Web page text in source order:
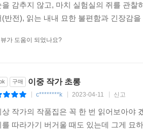
로, 이미상 소설 특유의 범상치 않은 제
붙여 쓴 ‘그친구’(「그친구」)는 운동권
어 ‘지하철 하다’(「여자가 지하철 할
감하게 한다.
을 감추지 않고, 마치 실험실의 쥐를 관
(반전), 읽는 내내 묘한 불편함과 긴장감
가 도움이 되었나요?
구매 이중 작가 초롱
c********k 2023-04-11 신고
상 작가의 작품집은 꼭 한 번 읽어보아야
를 따라가기 버거울 때도 있는데 그게 묘